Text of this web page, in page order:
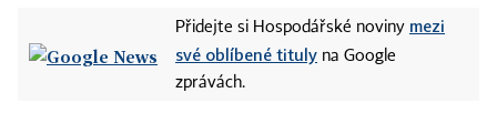
Přidejte si Hospodářské noviny mezi
své oblíbené tituly na Google
zprávách.